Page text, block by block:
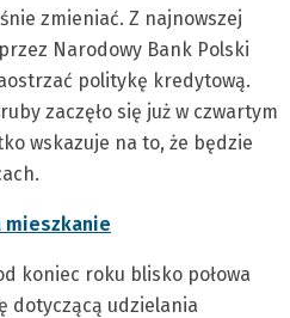
zmieniać. Z najnowszej
Narodowy Bank Polski
politykę kredytową.
zaczęło się już w czwartym
wskazuje na to, że będzie
mieszkanie
koniec roku blisko połowa
dotyczącą udzielania